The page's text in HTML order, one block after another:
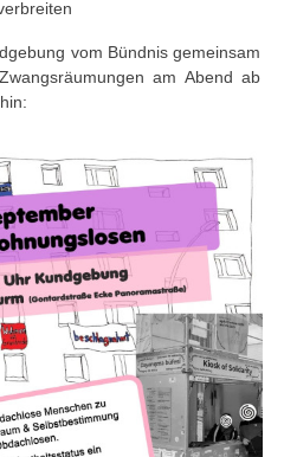
vom Bündnis gemeinsam
am Abend ab